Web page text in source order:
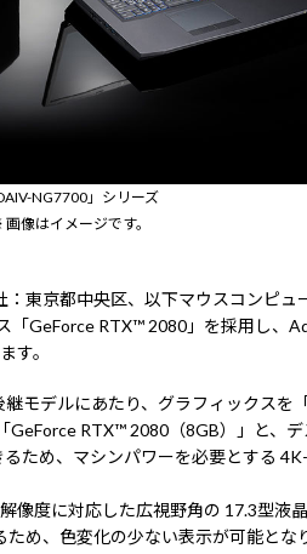
NG7700」シリーズ
像はイメージです。
東京都中央区、以下マウスコンピュ
GeForce RTX™ 2080」を採用し、
す。
モデルにあたり、グラフィックス
RTX™ 2080（8GB）」と、
ため、マシンパワーを必要とする
像度に対応した広視野角の 17.3型液
め、色変化の少ない表示が可能と